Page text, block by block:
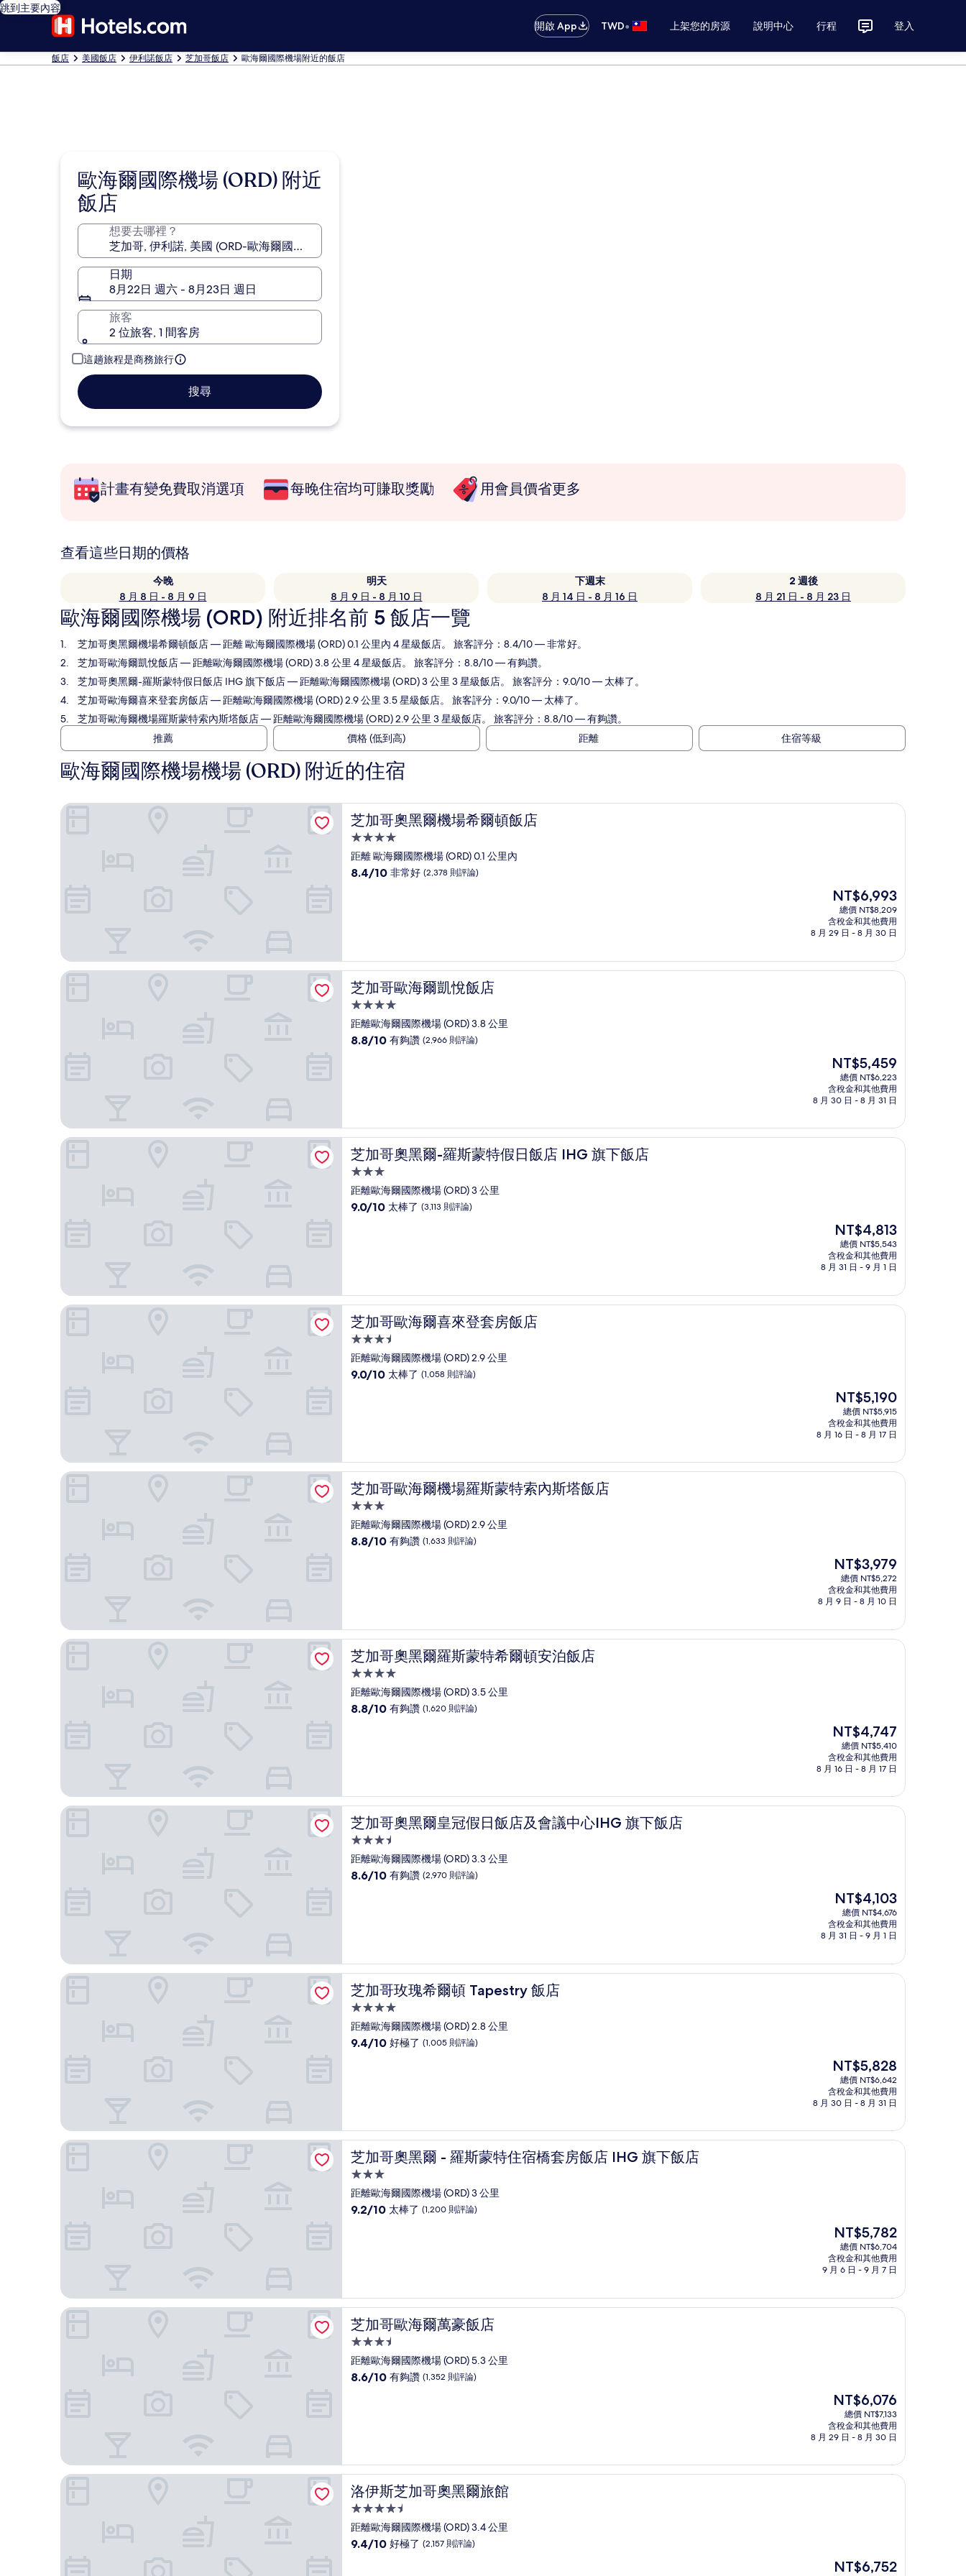
跳到主要內容
開啟 App
TWD• 上架您的房源 說明中心 行程 登入
飯店 美國飯店 伊利諾飯店 芝加哥飯店 歐海爾國際機場附近的飯店
歐海爾國際機場 (ORD) 附近
飯店
想要去哪裡？
日期
8月22日 週六 - 8月23日 週日
旅客
2 位旅客, 1 間客房
這趟旅程是商務旅行
搜尋
計畫有變免費取消選項 每晚住宿均可賺取獎勵 用會員價省更多
查看這些日期的價格
今晚
8 月 8 日 - 8 月 9 日
明天
8 月 9 日 - 8 月 10 日
下週末
8 月 14 日 - 8 月 16 日
2 週後
8 月 21 日 - 8 月 23 日
歐海爾國際機場 (ORD) 附近排名前 5 飯店一覽
芝加哥奧黑爾機場希爾頓飯店— 距離 歐海爾國際機場 (ORD) 0.1 公里內 4 星級飯店。 旅客評分：8.4/10 — 非常好。
芝加哥歐海爾凱悅飯店— 距離歐海爾國際機場 (ORD) 3.8 公里 4 星級飯店。 旅客評分：8.8/10 — 有夠讚。
芝加哥奧黑爾-羅斯蒙特假日飯店 IHG 旗下飯店— 距離歐海爾國際機場 (ORD) 3 公里 3 星級飯店。 旅客評分：9.0/10 — 太棒了。
芝加哥歐海爾喜來登套房飯店— 距離歐海爾國際機場 (ORD) 2.9 公里 3.5 星級飯店。 旅客評分：9.0/10 — 太棒了。
芝加哥歐海爾機場羅斯蒙特索內斯塔飯店— 距離歐海爾國際機場 (ORD) 2.9 公里 3 星級飯店。 旅客評分：8.8/10 — 有夠讚。
推薦
價格 (低到高) 距離 住宿等級
歐海爾國際機場機場 (ORD) 附近的住宿
芝加哥奧黑爾機場希爾頓飯店
芝加哥奧黑爾機場希爾頓飯店
4.0
星
級
距離 歐海爾國際機場 (ORD) 0.1 公里內
8.4
常
好，
(2,378
則
評
論)
8.4/10 非常好 (2,378 則評論)
現
在
價
格
NT$6,993
總價 NT$8,209
含稅金和其他費用
8 月 29 日 - 8 月 30 日
芝加哥奧黑爾機場希爾頓飯店
芝加哥歐海爾凱悅飯店
芝加哥歐海爾凱悅飯店
4.0
星
級
距離歐海爾國際機場 (ORD) 3.8 公里
8.8
夠
讚，
(2,966
則
論)
8.8/10 有夠讚 (2,966 則評論)
現
在
價
格
NT$5,459
總價 NT$6,223
含稅金和其他費用
8 月 30 日 - 8 月 31 日
芝加哥歐海爾凱悅飯店
芝加哥奧黑爾-羅斯蒙特假日飯店 IHG 旗下飯店
芝加哥奧黑爾-羅斯蒙特假日飯店 IHG 旗下飯店
3.0
星
級
距離歐海爾國際機場 (ORD) 3 公里
9.0
棒
了，
(3,113
則
評
論)
9.0/10 太棒了 (3,113 則評論)
現
在
價
格
NT$4,813
總價 NT$5,543
含稅金和其他費用
8 月 31 日 - 9 月 1 日
芝加哥奧黑爾-羅斯蒙特假日飯店 IHG 旗下飯店
芝加哥歐海爾喜來登套房飯店
芝加哥歐海爾喜來登套房飯店
3.5
星
級
距離歐海爾國際機場 (ORD) 2.9 公里
9.0
棒
了，
(1,058
則
論)
9.0/10 太棒了 (1,058 則評論)
現
在
價
格
NT$5,190
總價 NT$5,915
含稅金和其他費用
8 月 16 日 - 8 月 17 日
芝加哥歐海爾喜來登套房飯店
芝加哥歐海爾機場羅斯蒙特索內斯塔飯店
芝加哥歐海爾機場羅斯蒙特索內斯塔飯店
3.0
星
級
距離歐海爾國際機場 (ORD) 2.9 公里
8.8
夠
讚，
(1,633
則
評
論)
8.8/10 有夠讚 (1,633 則評論)
現
在
價
格
NT$3,979
總價 NT$5,272
含稅金和其他費用
8 月 9 日 - 8 月 10 日
芝加哥歐海爾機場羅斯蒙特索內斯塔飯店
芝加哥奧黑爾羅斯蒙特希爾頓安泊飯店
芝加哥奧黑爾羅斯蒙特希爾頓安泊飯店
4.0
星
級
距離歐海爾國際機場 (ORD) 3.5 公里
8.8
夠
讚，
(1,620
則
論)
8.8/10 有夠讚 (1,620 則評論)
現
價
格
NT$4,747
總價 NT$5,410
含稅金和其他費用
8 月 16 日 - 8 月 17 日
芝加哥奧黑爾羅斯蒙特希爾頓安泊飯店
芝加哥奧黑爾皇冠假日飯店及會議中心IHG 旗下飯店
芝加哥奧黑爾皇冠假日飯店及會議中心IHG 旗下飯店
3.5
星
級
距離歐海爾國際機場 (ORD) 3.3 公里
8.6
夠
讚，
(2,970
則
評
論)
8.6/10 有夠讚 (2,970 則評論)
現
在
價
格
NT$4,103
總價 NT$4,676
含稅金和其他費用
8 月 31 日 - 9 月 1 日
芝加哥奧黑爾皇冠假日飯店及會議中心IHG 旗下飯店
芝加哥玫瑰希爾頓 Tapestry 飯店
芝加哥玫瑰希爾頓 Tapestry 飯店
4.0
星
級
距離歐海爾國際機場 (ORD) 2.8 公里
9.4
極
了，
(1,005
則
論)
9.4/10 好極了 (1,005 則評論)
現
在
價
格
NT$5,828
總價 NT$6,642
含稅金和其他費用
8 月 30 日 - 8 月 31 日
芝加哥玫瑰希爾頓 Tapestry 飯店
芝加哥奧黑爾 - 羅斯蒙特住宿橋套房飯店 IHG 旗下飯店
芝加哥奧黑爾 - 羅斯蒙特住宿橋套房飯店 IHG 旗下飯店
3.0
星
級
距離歐海爾國際機場 (ORD) 3 公里
9.2
棒
了，
(1,200
則
評
論)
9.2/10 太棒了 (1,200 則評論)
現
在
價
格
NT$5,782
總價 NT$6,704
含稅金和其他費用
9 月 6 日 - 9 月 7 日
芝加哥奧黑爾 - 羅斯蒙特住宿橋套房飯店 IHG 旗下飯店
芝加哥歐海爾萬豪飯店
芝加哥歐海爾萬豪飯店
3.5
星
級
距離歐海爾國際機場 (ORD) 5.3 公里
8.6
夠
讚，
(1,352
則
論)
8.6/10 有夠讚 (1,352 則評論)
現
價
格
NT$6,076
總價 NT$7,133
含稅金和其他費用
8 月 29 日 - 8 月 30 日
芝加哥歐海爾萬豪飯店
洛伊斯芝加哥奧黑爾旅館
洛伊斯芝加哥奧黑爾旅館
4.5
星
級
距離歐海爾國際機場 (ORD) 3.4 公里
9.4
9.4/10 好極了 (2,157 則評論)
現
NT$6,752
洛伊斯芝加哥奧黑爾旅館